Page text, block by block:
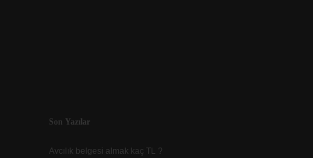
Sidebar
Son Yazılar
Avcılık belgesi almak kaç TL ?